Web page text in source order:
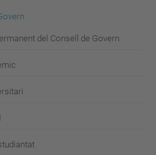
del Consell de Govern